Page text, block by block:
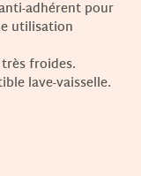
adhérent pour
utilisation
froides.
lave-vaisselle.